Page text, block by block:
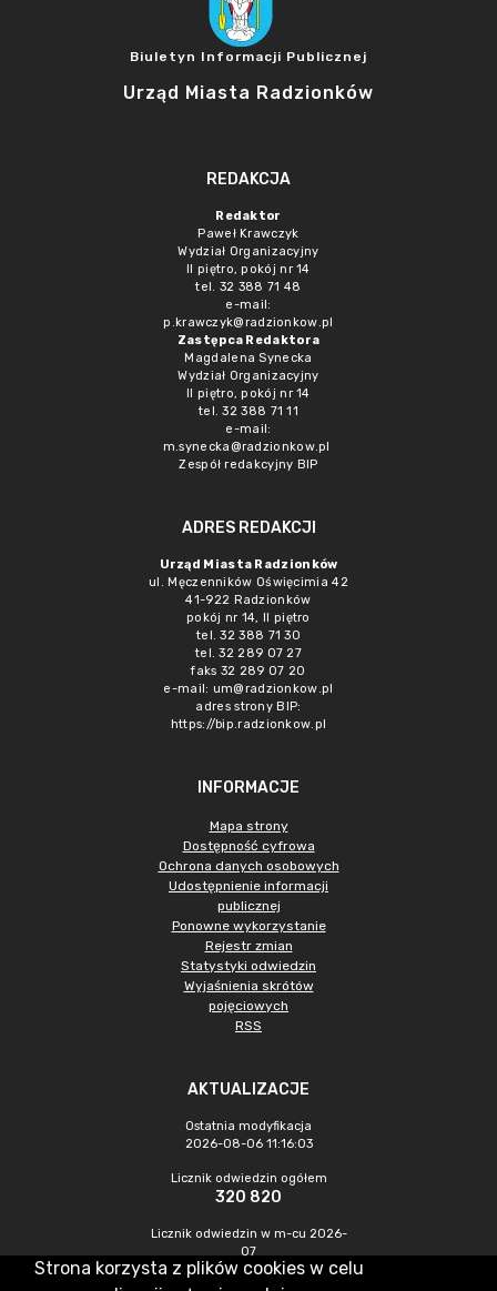
Biuletyn Informacji Publicznej
Urząd Miasta Radzionków
REDAKCJA
Redaktor
Paweł Krawczyk
Wydział Organizacyjny
II piętro, pokój nr 14
tel. 32 388 71 48
e-mail:
p.krawczyk@radzionkow.pl
Zastępca Redaktora
Magdalena Synecka
Wydział Organizacyjny
II piętro, pokój nr 14
tel. 32 388 71 11
e-mail:
m.synecka@radzionkow.pl
Zespół redakcyjny BIP
ADRES REDAKCJI
Urząd Miasta Radzionków
ul. Męczenników Oświęcimia 42
41-922 Radzionków
pokój nr 14, II piętro
tel. 32 388 71 30
tel. 32 289 07 27
faks 32 289 07 20
e-mail: um@radzionkow.pl
adres strony BIP:
https://bip.radzionkow.pl
INFORMACJE
Mapa strony
Dostępność cyfrowa
Ochrona danych osobowych
Udostępnienie informacji
publicznej
Ponowne wykorzystanie
Rejestr zmian
Statystyki odwiedzin
Wyjaśnienia skrótów
pojęciowych
RSS
AKTUALIZACJE
Ostatnia modyfikacja
2026-08-06 11:16:03
Licznik odwiedzin ogółem
320 820
Licznik odwiedzin w m-cu 2026-
07
879
Strona korzysta z plików cookies w celu